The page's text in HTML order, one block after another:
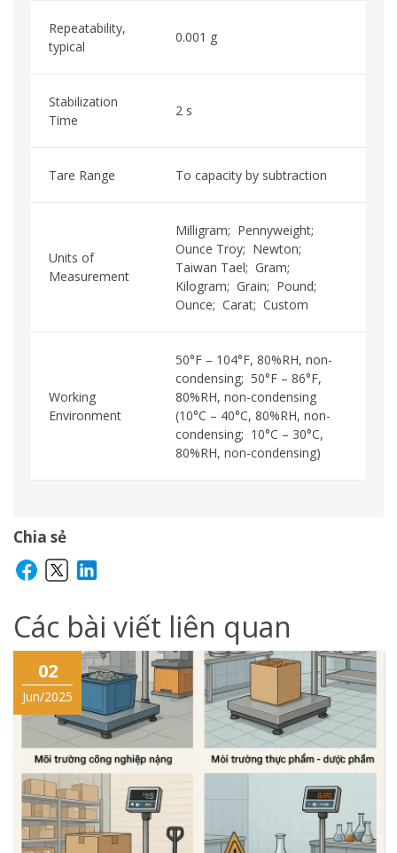
Repeatability,
typical
0.001 g
Stabilization
Time
2 s
Tare Range To capacity by subtraction
Units of
Measurement
Milligram; Pennyweight;
Ounce Troy; Newton;
Taiwan Tael; Gram;
Kilogram; Grain; Pound;
Ounce; Carat; Custom
Working
Environment
50°F – 104°F, 80%RH, non-
condensing; 50°F – 86°F,
80%RH, non-condensing
(10°C – 40°C, 80%RH, non-
condensing; 10°C – 30°C,
80%RH, non-condensing)
Chia sẻ
Các bài viết liên quan
02
Jun/2025